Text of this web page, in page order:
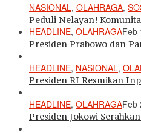
NASIONAL, OLAHRAGA,
Peduli Nelayan!
HEADLINE, OLAHRAGAFeb
Presiden Prabowo dan
HEADLINE, NASIONAL,
Presiden RI Resmikan
HEADLINE, OLAHRAGAFeb
Presiden Jokowi